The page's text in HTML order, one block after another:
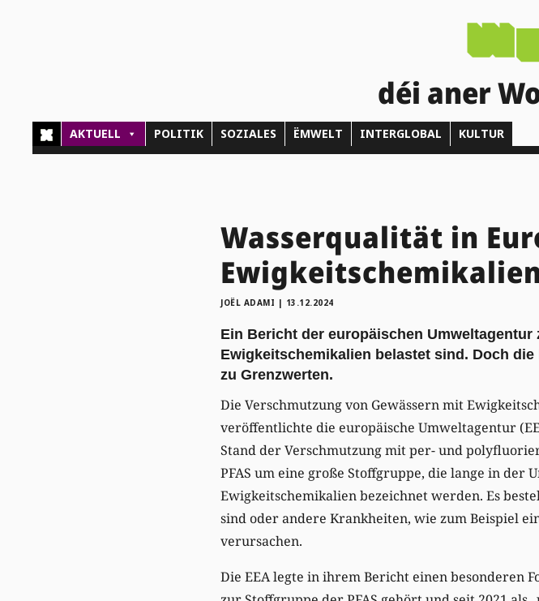
déi aner
AKTUELL POLITIK SOZIALES ËMWELT INTERGLOBAL KULTUR
Wasserqualität in
JOËL ADAMI | 13.12.2024
Ein Bericht der europäischen
Ewigkeitschemikalien belastet sind. Doch
zu Grenzwerten.
Die Verschmutzung von Gewässern mit
veröffentlichte die europäische Umweltagentur
Stand der Verschmutzung mit per- und
PFAS um eine große Stoffgruppe, die lange in der
Ewigkeitschemikalien bezeichnet werden. Es
sind oder andere Krankheiten, wie zum Beispiel
verursachen.
Die EEA legte in ihrem Bericht einen besonderen